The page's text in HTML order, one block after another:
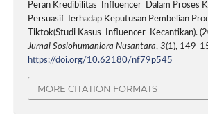
Peran Kredibilitas Influencer Dalam Proses
Persuasif Terhadap Keputusan Pembelian
Tiktok(Studi Kasus Influencer Kecantikan).
Jurnal Sosiohumaniora Nusantara, 3(1), 149-
https://doi.org/10.62180/nf79p545
MORE CITATION FORMATS